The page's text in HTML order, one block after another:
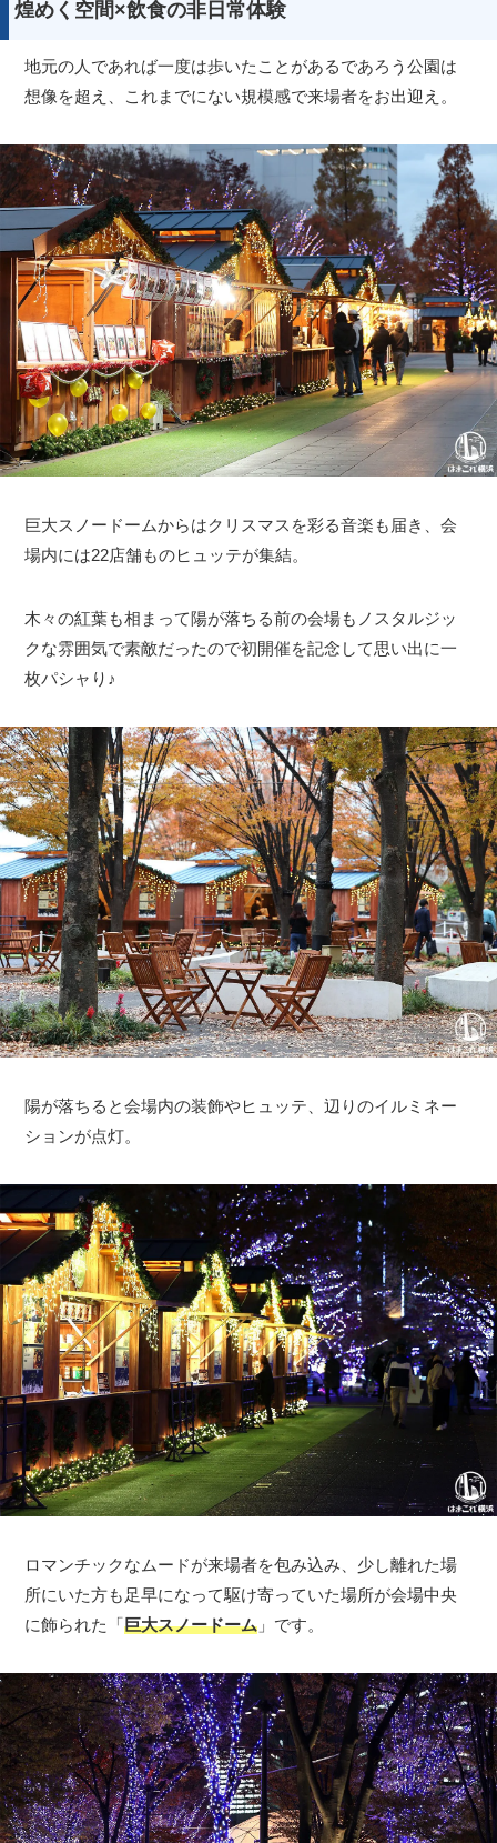
煌めく空間×飲食の非日常体験
地元の人であれば一度は歩いたことがあるであろう公園は
想像を超え、これまでにない規模感で来場者をお出迎え。
巨大スノードームからはクリスマスを彩る音楽も届き、会
場内には22店舗ものヒュッテが集結。
木々の紅葉も相まって陽が落ちる前の会場もノスタルジッ
クな雰囲気で素敵だったので初開催を記念して思い出に一
枚パシャり♪
陽が落ちると会場内の装飾やヒュッテ、辺りのイルミネー
ションが点灯。
ロマンチックなムードが来場者を包み込み、少し離れた場
所にいた方も足早になって駆け寄っていた場所が会場中央
に飾られた「巨大スノードーム 」です。